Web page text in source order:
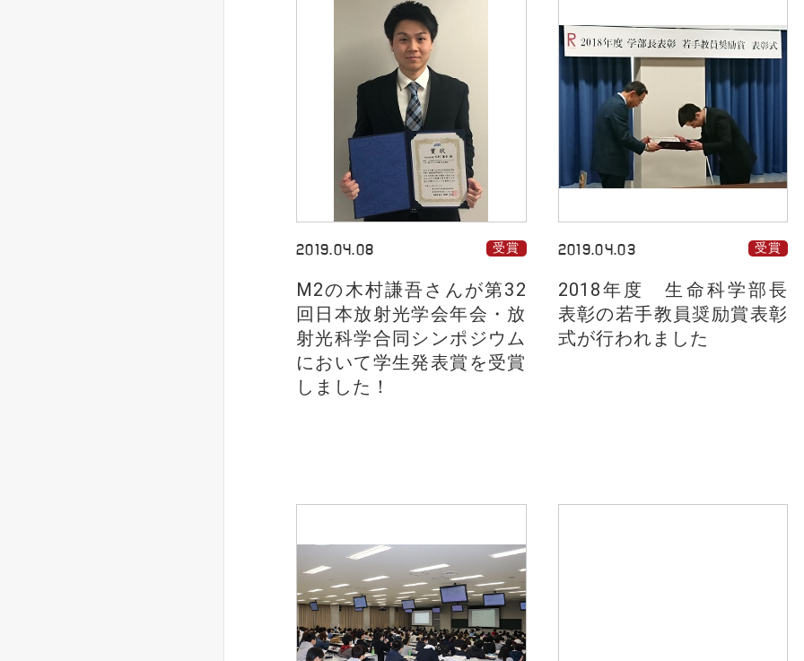
2019.04.08 受賞
M2の木村謙吾さんが第32
回日本放射光学会年会・放
射光科学合同シンポジウム
において学生発表賞を受賞
しました！
2019.04.03 受賞
2018年度 生命科学部長
表彰の若手教員奨励賞表彰
式が行われました